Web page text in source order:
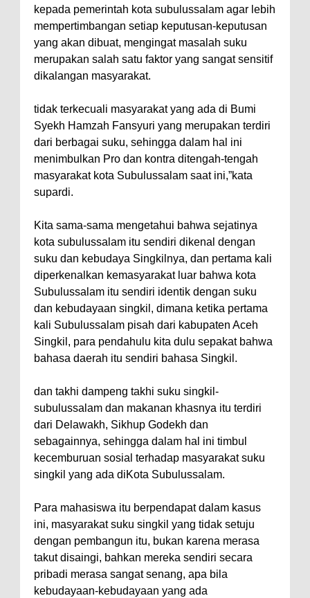
kepada pemerintah kota subulussalam agar lebih
mempertimbangan setiap keputusan-keputusan
yang akan dibuat, mengingat masalah suku
merupakan salah satu faktor yang sangat sensitif
dikalangan masyarakat.
tidak terkecuali masyarakat yang ada di Bumi
Syekh Hamzah Fansyuri yang merupakan terdiri
dari berbagai suku, sehingga dalam hal ini
menimbulkan Pro dan kontra ditengah-tengah
masyarakat kota Subulussalam saat ini,”kata
supardi.
Kita sama-sama mengetahui bahwa sejatinya
kota subulussalam itu sendiri dikenal dengan
suku dan kebudaya Singkilnya, dan pertama kali
diperkenalkan kemasyarakat luar bahwa kota
Subulussalam itu sendiri identik dengan suku
dan kebudayaan singkil, dimana ketika pertama
kali Subulussalam pisah dari kabupaten Aceh
Singkil, para pendahulu kita dulu sepakat bahwa
bahasa daerah itu sendiri bahasa Singkil.
dan takhi dampeng takhi suku singkil-
subulussalam dan makanan khasnya itu terdiri
dari Delawakh, Sikhup Godekh dan
sebagainnya, sehingga dalam hal ini timbul
kecemburuan sosial terhadap masyarakat suku
singkil yang ada diKota Subulussalam.
Para mahasiswa itu berpendapat dalam kasus
ini, masyarakat suku singkil yang tidak setuju
dengan pembangun itu, bukan karena merasa
takut disaingi, bahkan mereka sendiri secara
pribadi merasa sangat senang, apa bila
kebudayaan-kebudayaan yang ada